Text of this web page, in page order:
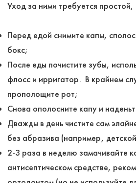
Уход за ними требуется
Перед едой снимите капы,
бокс;
После еды почистите зубы,
флосс и ирригатор. В крайнем
прополощите рот;
Снова ополосните капу и
Дважды в день чистите сам
без абразива (например,
2-3 раза в неделю замачивайте
антисептическом средстве,